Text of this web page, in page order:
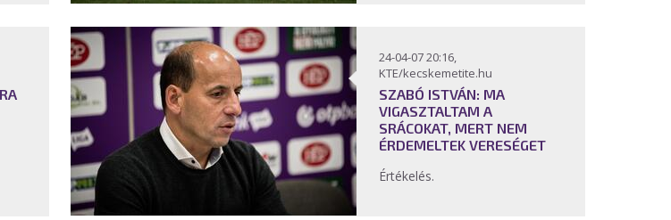
24-04-07 20:16,
KTE/kecskemetite.hu
SZABÓ ISTVÁN: MA
VIGASZTALTAM A
SRÁCOKAT, MERT NEM
ÉRDEMELTEK VERESÉGET
Értékelés.